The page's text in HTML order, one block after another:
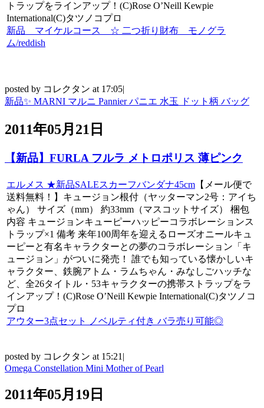
トラップをラインアップ！(C)Rose O’Neill Kewpie
International(C)タツノコプロ
新品 マイケルコース ☆ 二つ折り財布 モノグラ
ム/reddish
posted by コレクタン at 17:05|
新品✨ MARNI マルニ Pannier パニエ 水玉 ドット柄 バッグ
2011年05月21日
【新品】FURLA フルラ メトロポリス 薄ピンク
エルメス ★新品SALEスカーフバンダナ45cm 【メール便で
送料無料！】キュージョン根付（ヤッターマン2号：アイち
ゃん） サイズ（mm） 約33mm（マスコットサイズ） 梱包
内容 キュージョンキューピーハッピーコラボレーションス
トラップ×1 備考 来年100周年を迎えるローズオニールキュ
ーピーと有名キャラクターとの夢のコラボレーション「キ
ュージョン」がついに発売！ 誰でも知っている懐かしいキ
ャラクター、鉄腕アトム・ラムちゃん・みなしごハッチな
ど、全26タイトル・53キャラクターの携帯ストラップをラ
インアップ！(C)Rose O’Neill Kewpie International(C)タツノコ
プロ
アウター3点セット ノベルティ付き バラ売り可能◎
posted by コレクタン at 15:21|
Omega Constellation Mini Mother of Pearl
2011年05月19日